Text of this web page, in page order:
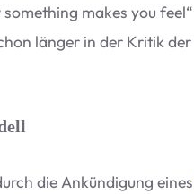
makes you
län­ger in der Kri­tik
die Ankün­di­gung eines